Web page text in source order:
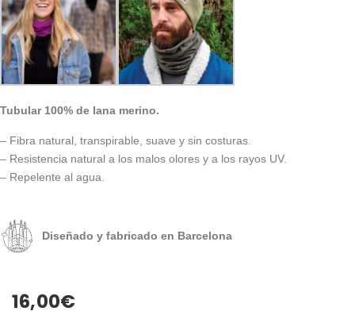
Tubular 100% de lana merino.
– Fibra natural, transpirable, suave y sin costuras.
– Resistencia natural a los malos olores y a los rayos UV.
– Repelente al agua.
Diseñado y fabricado en Barcelona
16,00€